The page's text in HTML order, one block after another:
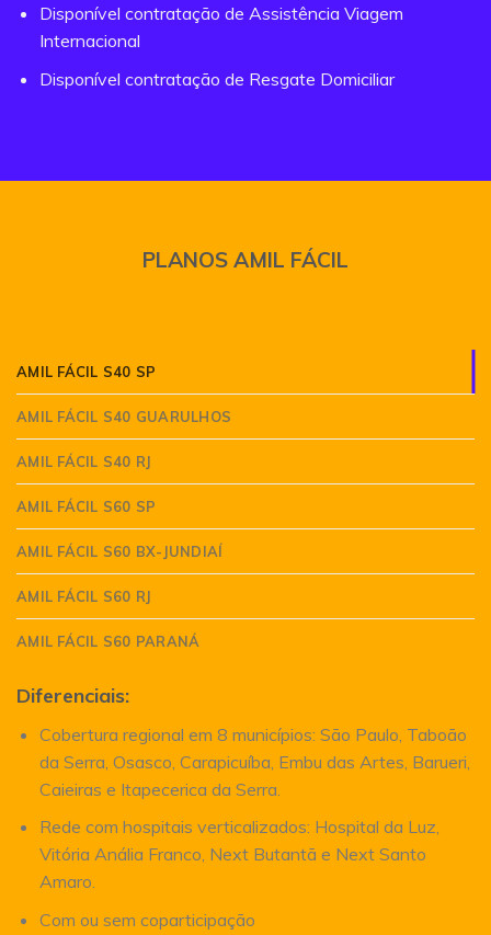
Disponível contratação de Assistência Viagem
Internacional
Disponível contratação de Resgate Domiciliar
PLANOS AMIL FÁCIL
AMIL FÁCIL S40 SP
AMIL FÁCIL S40 GUARULHOS
AMIL FÁCIL S40 RJ
AMIL FÁCIL S60 SP
AMIL FÁCIL S60 BX-JUNDIAÍ
AMIL FÁCIL S60 RJ
AMIL FÁCIL S60 PARANÁ
Diferenciais:
Cobertura regional em 8 municípios: São Paulo, Taboão
da Serra, Osasco, Carapicuíba, Embu das Artes, Barueri,
Caieiras e Itapecerica da Serra.
Rede com hospitais verticalizados: Hospital da Luz,
Vitória Anália Franco, Next Butantã e Next Santo
Amaro.
Com ou sem coparticipação